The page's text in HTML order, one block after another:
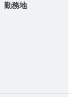
勤務地